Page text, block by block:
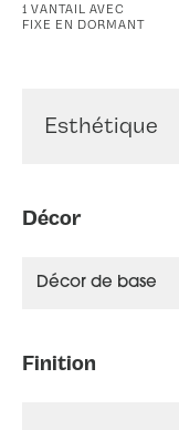
1 VANTAIL AVEC
FIXE EN DORMANT
Esthétique
Décor
Décor de base
Finition